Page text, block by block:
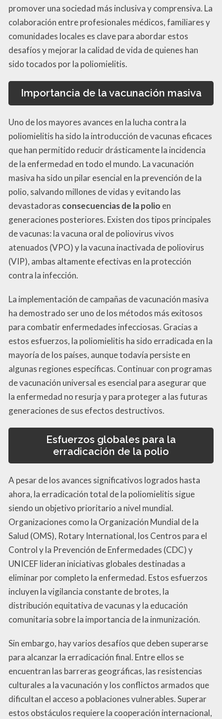
promover una sociedad más inclusiva y comprensiva. La
colaboración entre profesionales médicos, familiares y
comunidades locales es clave para abordar estos
desafíos y mejorar la calidad de vida de quienes han
sido tocados por la poliomielitis.
Importancia de la vacunación masiva
Uno de los mayores avances en la lucha contra la
poliomielitis ha sido la introducción de vacunas eficaces
que han permitido reducir drásticamente la incidencia
de la enfermedad en todo el mundo. La vacunación
masiva ha sido un pilar esencial en la prevención de la
polio, salvando millones de vidas y evitando las
devastadoras consecuencias de la polio en
generaciones posteriores. Existen dos tipos principales
de vacunas: la vacuna oral de poliovirus vivos
atenuados (VPO) y la vacuna inactivada de poliovirus
(VIP), ambas altamente efectivas en la protección
contra la infección.
La implementación de campañas de vacunación masiva
ha demostrado ser uno de los métodos más exitosos
para combatir enfermedades infecciosas. Gracias a
estos esfuerzos, la poliomielitis ha sido erradicada en la
mayoría de los países, aunque todavía persiste en
algunas regiones específicas. Continuar con programas
de vacunación universal es esencial para asegurar que
la enfermedad no resurja y para proteger a las futuras
generaciones de sus efectos destructivos.
Esfuerzos globales para la
erradicación de la polio
A pesar de los avances significativos logrados hasta
ahora, la erradicación total de la poliomielitis sigue
siendo un objetivo prioritario a nivel mundial.
Organizaciones como la Organización Mundial de la
Salud (OMS), Rotary International, los Centros para el
Control y la Prevención de Enfermedades (CDC) y
UNICEF lideran iniciativas globales destinadas a
eliminar por completo la enfermedad. Estos esfuerzos
incluyen la vigilancia constante de brotes, la
distribución equitativa de vacunas y la educación
comunitaria sobre la importancia de la inmunización.
Sin embargo, hay varios desafíos que deben superarse
para alcanzar la erradicación final. Entre ellos se
encuentran las barreras geográficas, las resistencias
culturales a la vacunación y los conflictos armados que
dificultan el acceso a poblaciones vulnerables. Superar
estos obstáculos requiere la cooperación internacional,